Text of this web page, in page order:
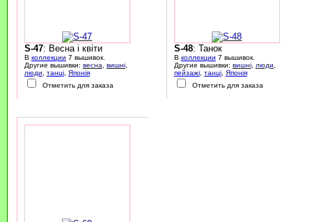
S-47: Весна і квіти
В коллекции 7 вышивок.
Другие вышивки: весна вишні,
люди
танці, Японія
Отметить для заказа
S-48: Танок
В коллекции 7 вышивок.
Другие вышивки: вишні, люди
пейзажі, танці, Японія
Отметить для заказа